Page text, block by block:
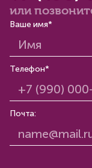
или
Ваше имя*
Телефон*
Почта: